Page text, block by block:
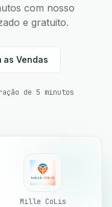
com nosso
e gratuito.
as Vendas
de 5 minutos
Mille CoLis